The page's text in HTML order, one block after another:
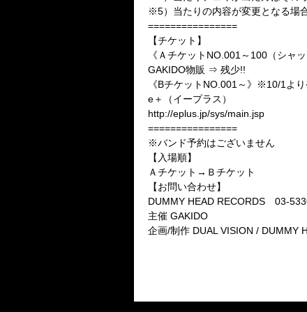
※5）当たりの内容が変更となる場
================
【チケット】
《ＡチケットNO.001～100（シャッ
GAKIDO物販 ⇒ 残少!!
《BチケットNO.001～》※10/1より
e＋（イープラス）
http://eplus.jp/sys/main.jsp
================
※バンド予約はございません
【入場順】
Ａチケット→Ｂチケット
【お問い合わせ】
DUMMY HEAD RECORDS 03-
主催 GAKIDO
企画/制作 DUAL VISION / DUMMY